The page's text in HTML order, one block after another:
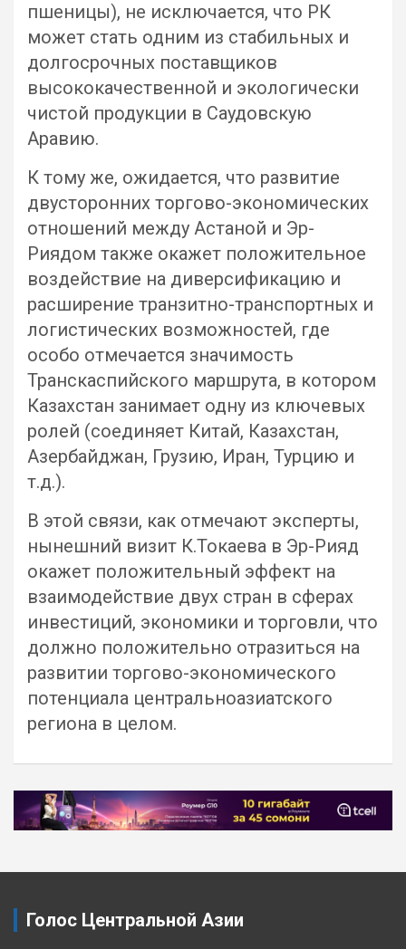
пшеницы), не исключается, что РК
может стать одним из стабильных и
долгосрочных поставщиков
высококачественной и экологически
чистой продукции в Саудовскую
Аравию.
К тому же, ожидается, что развитие
двусторонних торгово-экономических
отношений между Астаной и Эр-
Риядом также окажет положительное
воздействие на диверсификацию и
расширение транзитно-транспортных и
логистических возможностей, где
особо отмечается значимость
Транскаспийского маршрута, в котором
Казахстан занимает одну из ключевых
ролей (соединяет Китай, Казахстан,
Азербайджан, Грузию, Иран, Турцию и
т.д.).
В этой связи, как отмечают эксперты,
нынешний визит К.Токаева в Эр-Рияд
окажет положительный эффект на
взаимодействие двух стран в сферах
инвестиций, экономики и торговли, что
должно положительно отразиться на
развитии торгово-экономического
потенциала центральноазиатского
региона в целом.
Навигация
по
Голос Центральной Азии